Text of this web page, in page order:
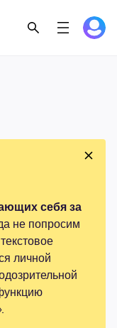
себя за
не попросим
личной